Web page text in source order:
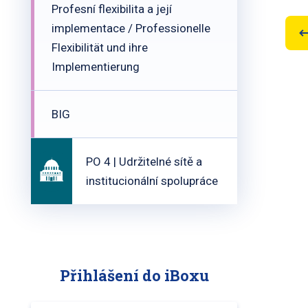
Profesní flexibilita a její
implementace / Professionelle
Flexibilität und ihre
Implementierung
BIG
PO 4 | Udržitelné sítě a
institucionální spolupráce
Přihlášení do iBoxu